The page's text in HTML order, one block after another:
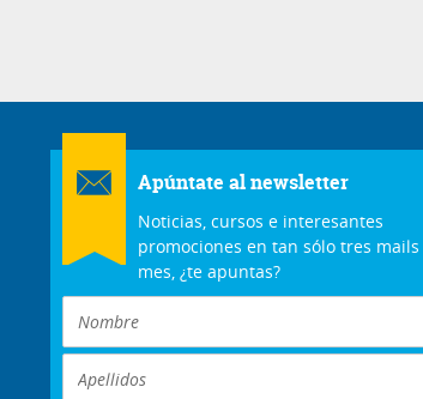
Apúntate al newsletter
Noticias, cursos e interesantes
promociones en tan sólo tres mails
mes, ¿te apuntas?